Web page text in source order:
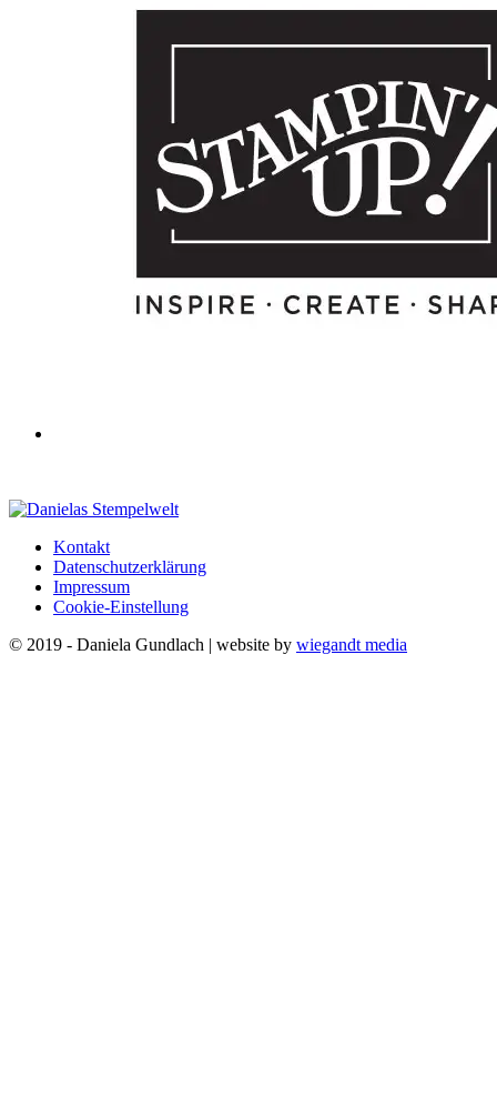
Kontakt
Datenschutzerklärung
Impressum
Cookie-Einstellung
© 2019 - Daniela Gundlach | website by wiegandt media